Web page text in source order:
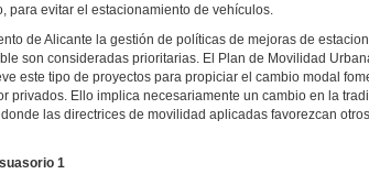
para evitar el estacionamiento de vehículos.
de Alicante la gestión de políticas de mejoras de
son consideradas prioritarias. El Plan de Movilidad
este tipo de proyectos para propiciar el cambio modal
privados. Ello implica necesariamente un cambio en la
las directrices de movilidad aplicadas favorezcan
1